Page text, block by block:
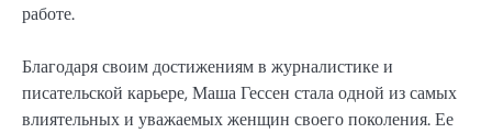
работе.
Благодаря своим достижениям в журналистике и
писательской карьере, Маша Гессен стала одной из самых
влиятельных и уважаемых женщин своего поколения. Ее